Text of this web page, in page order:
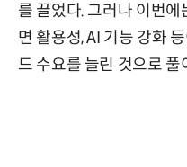
를 끌었다. 그러나 이번
면 활용성, AI 기능 강화
드 수요를 늘린 것으로 풀